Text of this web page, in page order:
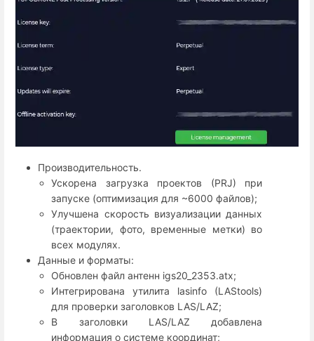
Производительность.
Ускорена загрузка проектов (PRJ) при
запуске (оптимизация для ~6000 файлов);
Улучшена скорость визуализации данных
(траектории, фото, временные метки) во
всех модулях.
Данные и форматы:
Обновлен файл антенн igs20_2353.atx;
Интегрирована утилита lasinfo (LAStools)
для проверки заголовков LAS/LAZ;
В заголовки LAS/LAZ добавлена
информация о системе координат;